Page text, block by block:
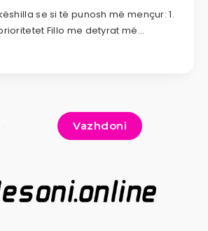
se si të punosh më mençur: 1.
Fillo me detyrat më…
Vazhdoni